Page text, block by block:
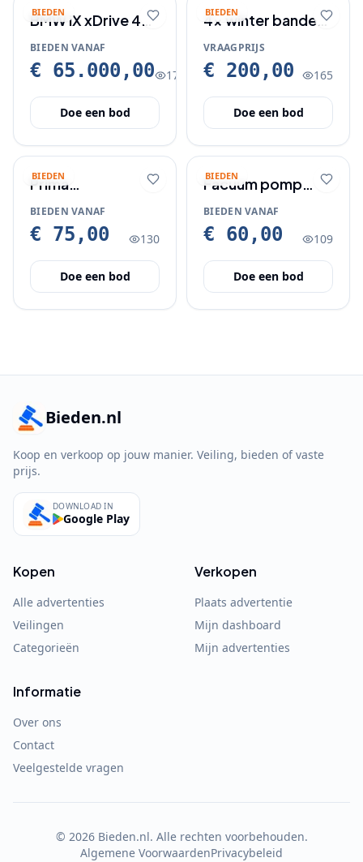
BIEDEN
BMW iX xDrive 40
Zwart + 2x wielset
BIEDEN VANAF
€ 65.000,00 175
Doe een bod
BIEDEN
4x winter banden
voor kona hyundai
VRAAGPRIJS
€ 200,00 165
Doe een bod
BIEDEN
Prima
winterbanden op
AMG velgen voor
W220
BIEDEN VANAF
€ 75,00 130
Doe een bod
BIEDEN
Facuum pomp
voor mercedes
benz type 126
BIEDEN VANAF
€ 60,00 109
Doe een bod
Bieden.nl
Koop en verkoop op jouw manier. Veiling, bieden of vaste
prijs.
DOWNLOAD IN
Google Play
Kopen
Alle advertenties
Veilingen
Categorieën
Verkopen
Plaats advertentie
Mijn dashboard
Mijn advertenties
Informatie
Over ons
Contact
Veelgestelde vragen
© 2026Bieden.nl. Alle rechten voorbehouden.
Algemene VoorwaardenPrivacybeleid